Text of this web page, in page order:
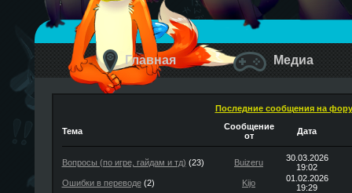
Главная Медиа
Последние сообщения на
Тема
Сообщение
от
Дата
Вопросы (по игре, гайдам и тд) (23) Buizeru
30.03.2026
19:02
Ошибки в переводе(2) Kijo
01.02.2026
19:29